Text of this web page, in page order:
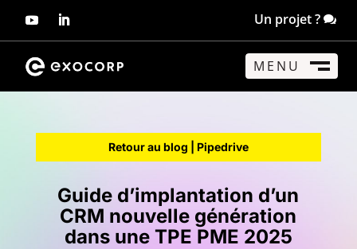
Un projet ?
MENU
FERMER
Retour au blog | Pipedrive
Guide d’implantation d’un
CRM nouvelle génération
dans une TPE PME 2025